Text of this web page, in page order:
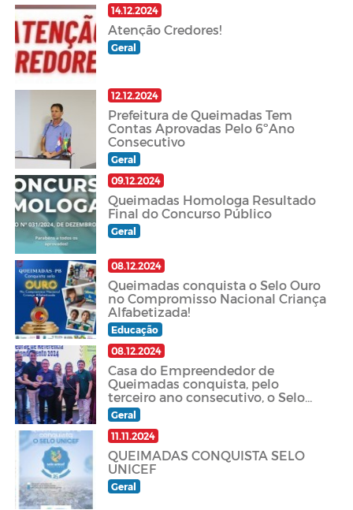
14.12.2024
Atenção Credores!
Geral
12.12.2024
Prefeitura de Queimadas Tem
Contas Aprovadas Pelo 6ºAno
Consecutivo
Geral
09.12.2024
Queimadas Homologa Resultado
Final do Concurso Público
Geral
08.12.2024
Queimadas conquista o Selo Ouro
no Compromisso Nacional Criança
Alfabetizada!
Educação
08.12.2024
Casa do Empreendedor de
Queimadas conquista, pelo
terceiro ano consecutivo, o Selo
Ouro do Sebrae!
Geral
11.11.2024
QUEIMADAS CONQUISTA SELO
UNICEF
Geral